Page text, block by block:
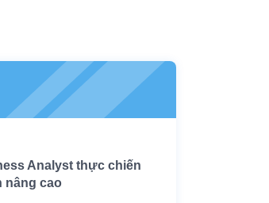
Analyst thực chiến
nâng cao